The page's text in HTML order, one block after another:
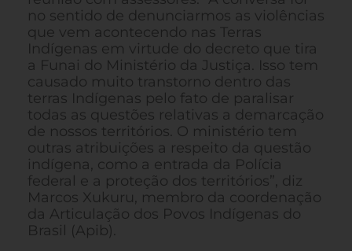
no sentido de denunciarmos as violências
que vem acontecendo nas Terras
Indígenas em virtude do decreto que tira
a Funai do Ministério da Justiça. Isso tem
causado muito transtorno dentro das
terras Indígenas pelo fato de paralisar
todas as questões relativas a demarcação
de nossos territórios. O ministério tem
outras atribuições a respeito da questão
indígena, como a entrada da Polícia
federal e a proteção dos territórios”, diz
Marcos Xukuru, membro da coordenação
da Articulação dos Povos Indígenas do
Brasil (Apib).